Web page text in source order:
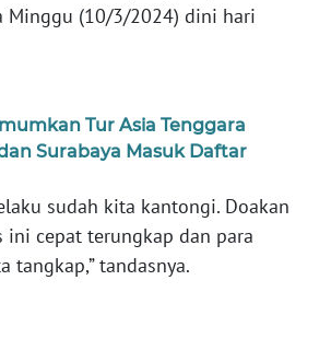
Minggu (10/3/2024) dini hari
Tur Asia Tenggara
Surabaya Masuk Daftar
sudah kita kantongi. Doakan
ini cepat terungkap dan para
tangkap,” tandasnya.